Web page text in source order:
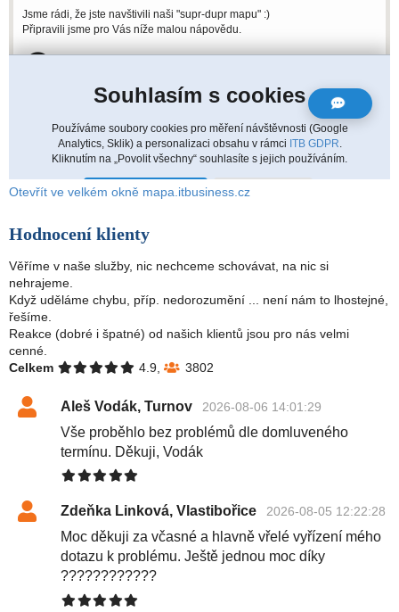
Otevřít ve velkém okně mapa.itbusiness.cz
Hodnocení klienty
Věříme v naše služby, nic nechceme schovávat, na nic si
nehrajeme.
Když uděláme chybu, příp. nedorozumění ... není nám to lhostejné,
řešíme.
Reakce (dobré i špatné) od našich klientů jsou pro nás velmi
cenné.
Celkem
4.9, 3802
Aleš Vodák, Turnov 2026-08-06 14:01:29
Vše proběhlo bez problémů dle domluveného
termínu. Děkuji, Vodák
Zdeňka Linková, Vlastibořice 2026-08-05 12:22:28
Moc děkuji za včasné a hlavně vřelé vyřízení mého
dotazu k problému. Ještě jednou moc díky
????????????